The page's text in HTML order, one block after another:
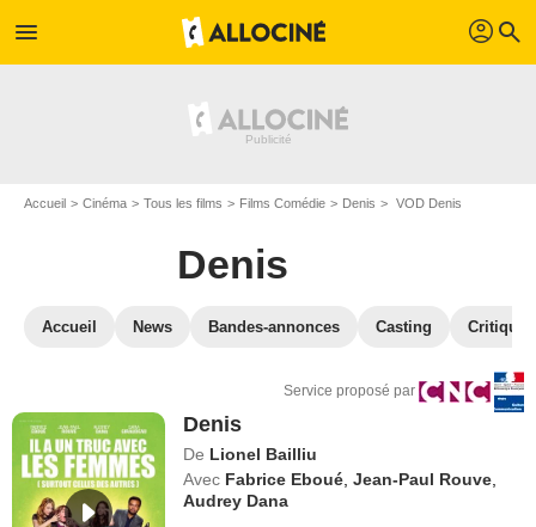
menu profil search
Accueil Cinéma Tous les films Films Comédie Denis VOD Denis
Denis
Accueil News Bandes-annonces Casting
Service proposé par
Denis
De Lionel Bailliu
Avec Fabrice Eboué ,Jean-Paul Rouve
Audrey Dana